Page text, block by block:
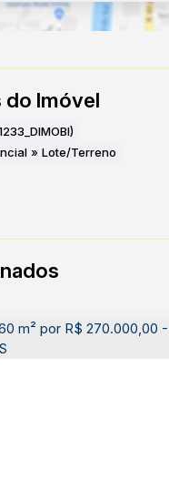
Imóvel
» Lote/Terreno